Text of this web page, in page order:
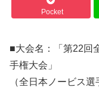
Pocket
■大会名：「第22回
手権大会」
（全日本ノービス選